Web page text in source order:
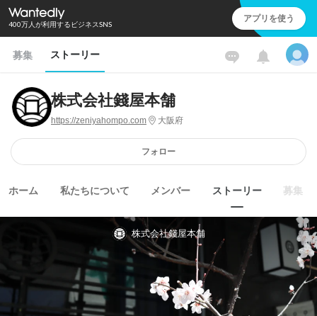
400万人が利用するビジネスSNS アプリを使う
募集 ストーリー
株式会社錢屋本舗
https://zeniyahompo.com 大阪府
フォロー
ホーム 私たちについて メンバー ストーリー 募集
株式会社錢屋本舗